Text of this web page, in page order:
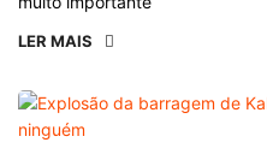
LER MAIS